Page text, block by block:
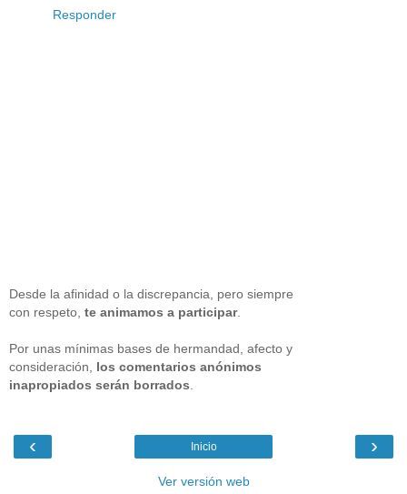
Responder
Desde la afinidad o la discrepancia, pero siempre
con respeto, te animamos a participar.
Por unas mínimas bases de hermandad, afecto y
consideración, los comentarios anónimos
inapropiados serán borrados.
‹ ›
Inicio
Ver versión web